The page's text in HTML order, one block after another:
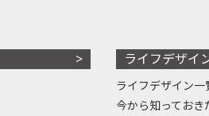
ライフデザイ
ライフデザイン一
今から知ってお